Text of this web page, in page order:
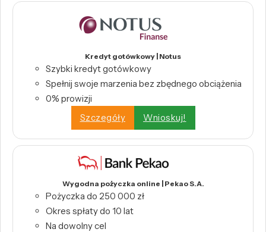
Kredyt gotówkowy | Notus
Szybki kredyt gotówkowy
Spełnij swoje marzenia bez zbędnego obciążenia
0% prowizji
Szczegóły
Wnioskuj!
Wygodna pożyczka online | Pekao S.A.
Pożyczka do 250 000 zł
Okres spłaty do 10 lat
Na dowolny cel